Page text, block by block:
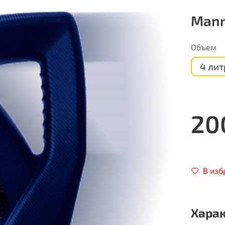
Объем
4
В